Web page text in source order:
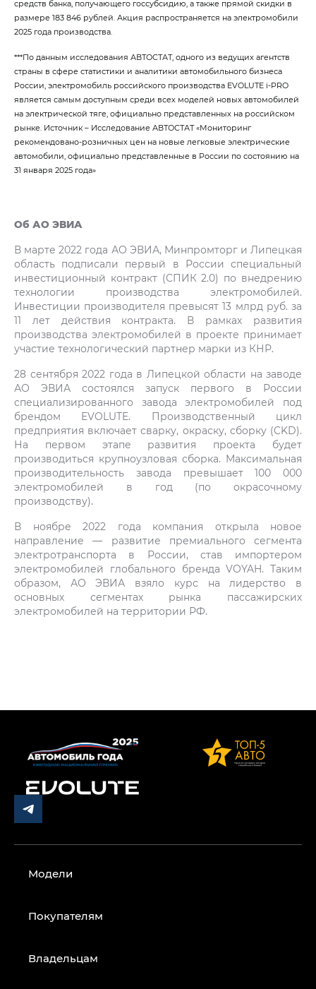
средств банка, получающего госсубсидию, а также прямой скидки в
размере 183 846 рублей. Акция распространяется на электромобили
2025 года производства.
***По данным исследования АВТОСТАТ, одного из ведущих агентств
страны в сфере статистики и аналитики автомобильного бизнеса
России, электромобиль российского производства EVOLUTE i‑PRO
является самым доступным среди всех моделей новых автомобилей
на электрической тяге, официально представленных на российском
рынке. Источник – Исследование АВТОСТАТ «Мониторинг
рекомендовано-розничных цен на новые легковые электрические
автомобили, официально представленные в России по состоянию на
31 января 2025 года»
Об АО ЭВИА
В марте 2022 года АО ЭВИА, Минпромторг и Липецкая
область подписали первый в России специальный
инвестиционный контракт (СПИК 2.0) по внедрению
технологии производства электромобилей.
Инвестиции производителя превысят 13 млрд руб. за
11 лет действия контракта. В рамках развития
производства электромобилей в проекте принимает
участие технологический партнер марки из КНР.
28 сентября 2022 года в Липецкой области на заводе
АО ЭВИА состоялся запуск первого в России
специализированного завода электромобилей под
брендом EVOLUTE. Производственный цикл
предприятия включает сварку, окраску, сборку (CKD).
На первом этапе развития проекта будет
производиться крупноузловая сборка. Максимальная
производительность завода превышает 100 000
электромобилей в год (по окрасочному
производству).
В ноябре 2022 года компания открыла новое
направление — развитие премиального сегмента
электротранспорта в России, став импортером
электромобилей глобального бренда VOYAH. Таким
образом, АО ЭВИА взяло курс на лидерство в
основных сегментах рынка пассажирских
электромобилей на территории РФ.
Модели
Покупателям
Владельцам